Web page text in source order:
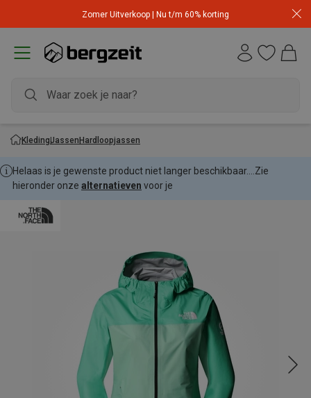
Zomer Uitverkoop | Nu t/m 60% korting
KledingJassenHardloopjassen
Helaas is je gewenste product niet langer beschikbaar.... Zie
hieronder onze alternatieven voor je